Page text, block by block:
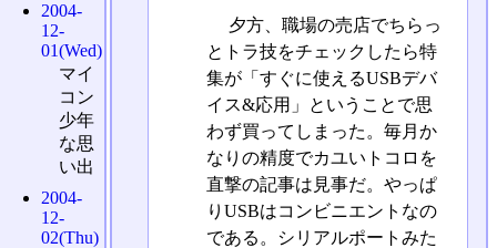
夕方、職場の売店でちらっ
とトラ技をチェックしたら特
集が「すぐに使えるUSBデバ
イス&応用」ということで思
わず買ってしまった。毎月か
なりの精度でカユいトコロを
直撃の記事は見事だ。やっぱ
りUSBはコンビニエントなの
である。シリアルポートみた
2004-
12-
01(Wed)
マイ
コン
少年
な思
い出
2004-
12-
02(Thu)